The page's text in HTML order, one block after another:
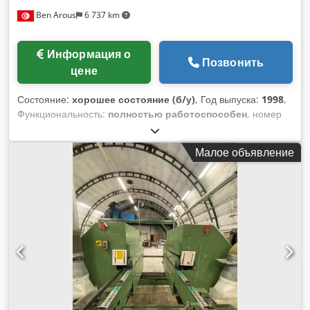
Ben Arous 6 737 km
цене
Позвонить
Состояние: хорошее состояние (б/у), Год выпуска: 1998,
Функциональность: полностью работоспособен, номер
машины/транспортного средства:
TSA5220, Мы – итальянская компания, и данное
оборудование установлено на нашем заводе в Тунисе. В
настоящее время линия настроена на производство
ламинатных панелей с замковым соединением Uniclic и
оснащена полным комплектом алмазных инструментов.
Линия все еще установлена и может быть проверена в
рабочем состоянии. По запросу могут быть проведены
тестовые испытания. Состав линии: • Станок для раскроя
панелей • Моторизованный роликовый конвейер •
Двухпозиционный станок для профилирования длинных
сторон • Автоматическая система подачи •
Двухпозиционный станок для профилирования торцевых
Малое объявление